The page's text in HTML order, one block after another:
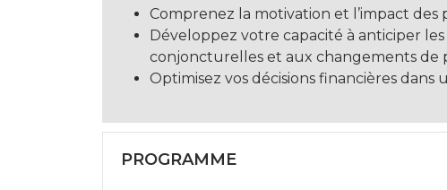
Comprenez la motivation et l’impact des
Développez votre capacité à anticiper
conjoncturelles et aux changements de
Optimisez vos décisions financières
PROGRAMME